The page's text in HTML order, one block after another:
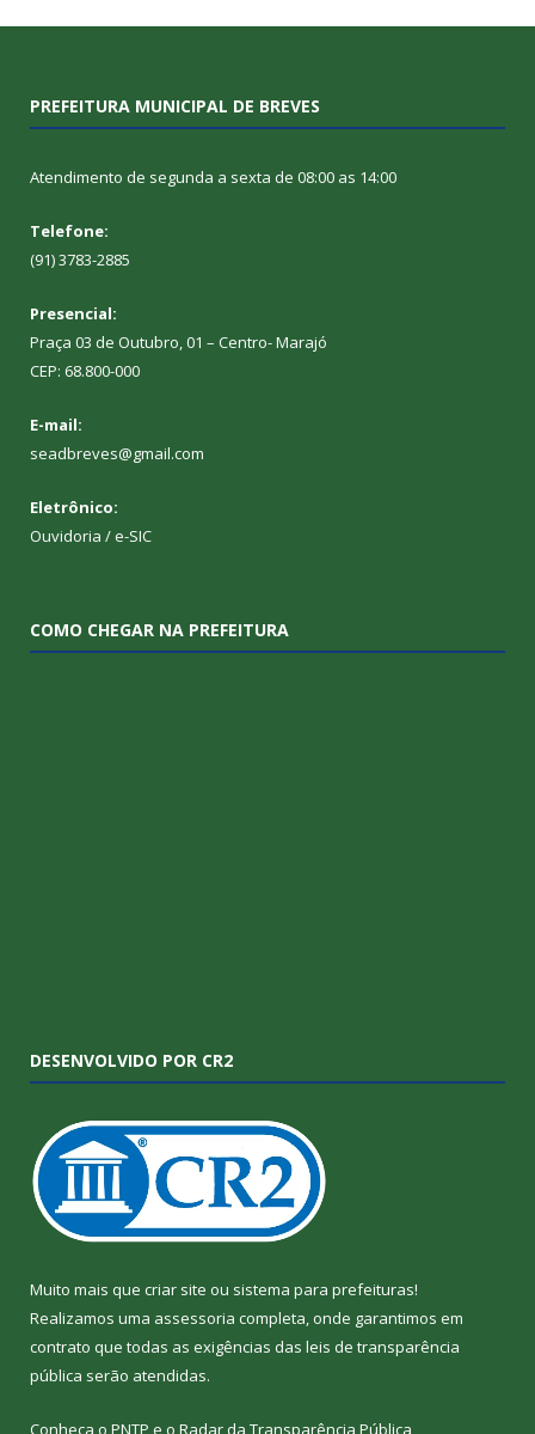
PREFEITURA MUNICIPAL DE BREVES
Atendimento de segunda a sexta de 08:00 as 14:00
Telefone:
(91) 3783-2885
Presencial:
Praça 03 de Outubro, 01 – Centro- Marajó
CEP: 68.800-000
E-mail:
seadbreves@gmail.com
Eletrônico:
Ouvidoria /e-SIC
COMO CHEGAR NA PREFEITURA
DESENVOLVIDO POR CR2
Muito mais que criar site ou sistema para prefeituras!
Realizamos uma assessoria completa, onde garantimos em
contrato que todas as exigências das leis de transparência
pública serão atendidas.
Conheça o PNTP e o Radar da Transparência Pública